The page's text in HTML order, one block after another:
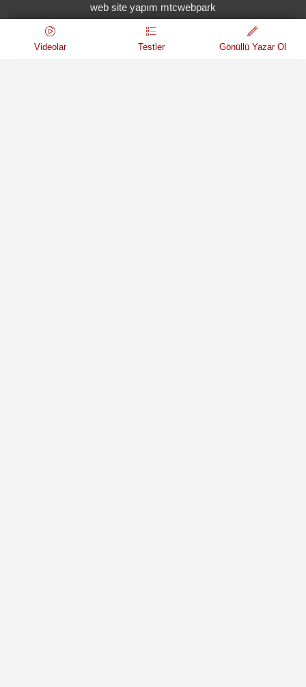
web site yapım mtcwebpark
Videolar Testler Gönüllü Yazar Ol